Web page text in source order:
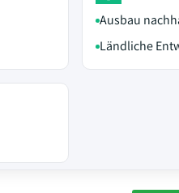
Ausbau
Ländliche